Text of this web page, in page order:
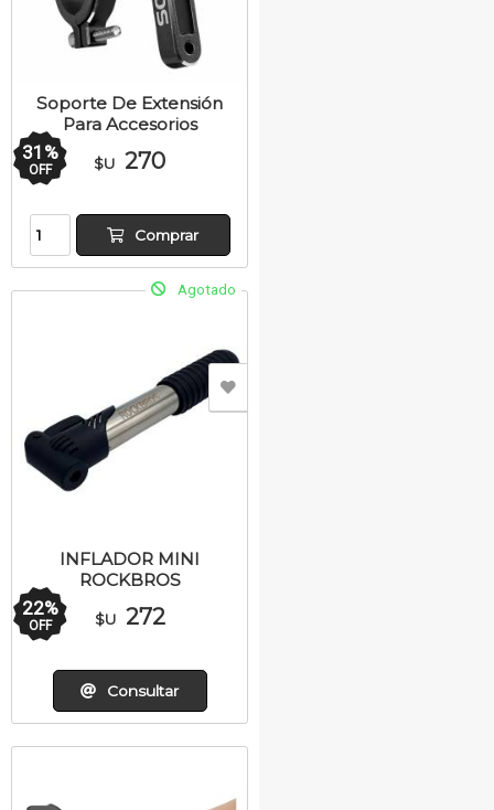
Soporte De Extensión
Para Accesorios
31 %
OFF $U 270
Comprar
Agotado
INFLADOR MINI
ROCKBROS
22%
OFF $U 272
Consultar